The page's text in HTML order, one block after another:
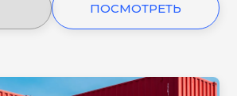
ПОСМОТРЕТЬ